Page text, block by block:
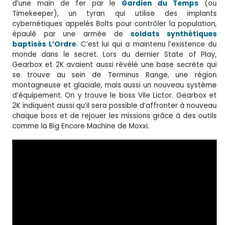
d’une main de fer par le Gardien du Temps (ou
Timekeeper), un tyran qui utilise des implants
cybernétiques appelés Bolts pour contrôler la population,
épaulé par une armée desoldats synthétiques
baptisés L’Ordre. C’est lui qui a maintenu l’existence du
monde dans le secret. Lors du dernier State of Play,
Gearbox et 2K avaient aussi révélé une base secrète qui
se trouve au sein de Terminus Range, une région
montagneuse et glaciale, mais aussi un nouveau système
d’équipement. On y trouve le boss Vile Lictor. Gearbox et
2K indiquent aussi qu’il sera possible d’affronter à nouveau
chaque boss et de rejouer les missions grâce à des outils
comme la Big Encore Machine de Moxxi.